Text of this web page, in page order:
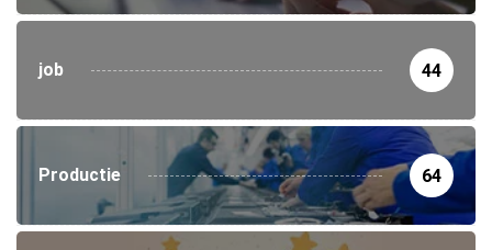
job 44
Productie 64